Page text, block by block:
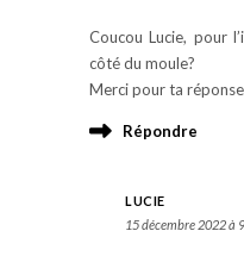
Coucou Lucie, pour
côté du moule?
Merci pour ta réponse
Répondre
LUCIE
15 décembre 2022 à